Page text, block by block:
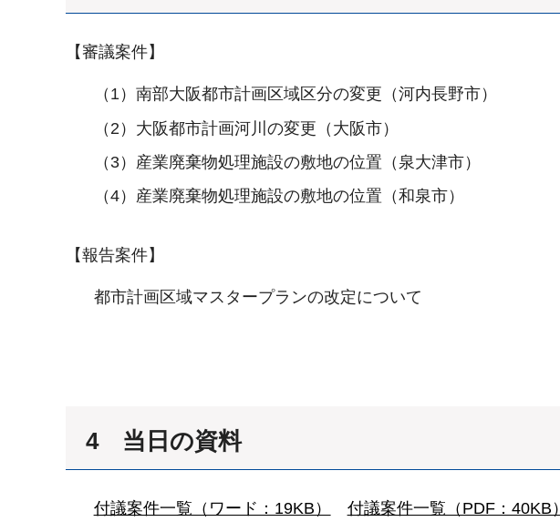
【審議案件】
（1）南部大阪都市計画区域区分の変更（河内長野市）
（2）大阪都市計画河川の変更（大阪市）
（3）産業廃棄物処理施設の敷地の位置（泉大津市）
（4）産業廃棄物処理施設の敷地の位置（和泉市）
【報告案件】
都市計画区域マスタープランの改定について
4 当日の資料
付議案件一覧（ワード：19KB）
付議案件一覧（PDF：40KB）